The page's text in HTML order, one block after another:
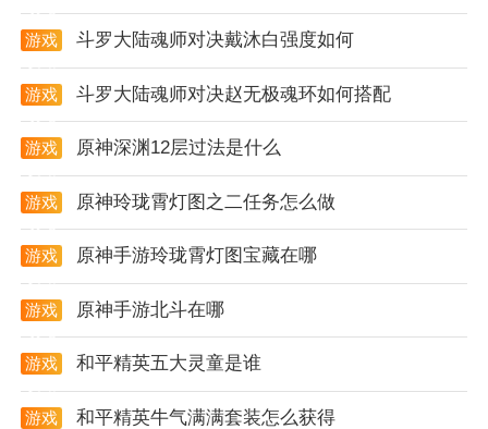
4. 任务多样：游戏设有多种不同类型的任务，包括解救
人质、摧毁敌方设施等，每种任务都有不同的挑战和奖
励。
玩法解析
玩家需要了解地图的布局和关键点位，以便更好地制定
战术和防守策略。
武器，不同的武器有不同的射击效果和战术用途。
3. 保持冷静：在游戏中，保持冷静是非常重要的，不要
障碍物来保护自己。
游戏
斗罗大陆魂师对决戴沐白强度如何
游戏
斗罗大陆魂师对决赵无极魂环如何搭配
游戏
原神深渊12层过法是什么
游戏
原神玲珑霄灯图之二任务怎么做
游戏
原神手游玲珑霄灯图宝藏在哪
游戏
原神手游北斗在哪
游戏
和平精英五大灵童是谁
游戏
和平精英牛气满满套装怎么获得